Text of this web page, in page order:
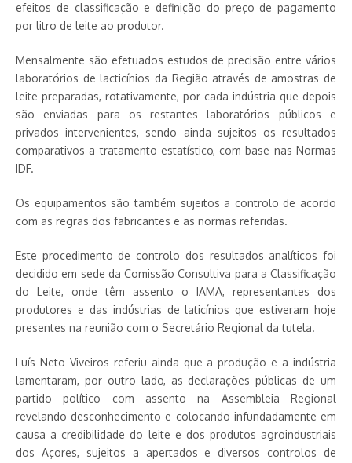
efeitos de classificação e definição do preço de pagamento
por litro de leite ao produtor.
Mensalmente são efetuados estudos de precisão entre vários
laboratórios de lacticínios da Região através de amostras de
leite preparadas, rotativamente, por cada indústria que depois
são enviadas para os restantes laboratórios públicos e
privados intervenientes, sendo ainda sujeitos os resultados
comparativos a tratamento estatístico, com base nas Normas
IDF.
Os equipamentos são também sujeitos a controlo de acordo
com as regras dos fabricantes e as normas referidas.
Este procedimento de controlo dos resultados analíticos foi
decidido em sede da Comissão Consultiva para a Classificação
do Leite, onde têm assento o IAMA, representantes dos
produtores e das indústrias de laticínios que estiveram hoje
presentes na reunião com o Secretário Regional da tutela.
Luís Neto Viveiros referiu ainda que a produção e a indústria
lamentaram, por outro lado, as declarações públicas de um
partido político com assento na Assembleia Regional
revelando desconhecimento e colocando infundadamente em
causa a credibilidade do leite e dos produtos agroindustriais
dos Açores, sujeitos a apertados e diversos controlos de